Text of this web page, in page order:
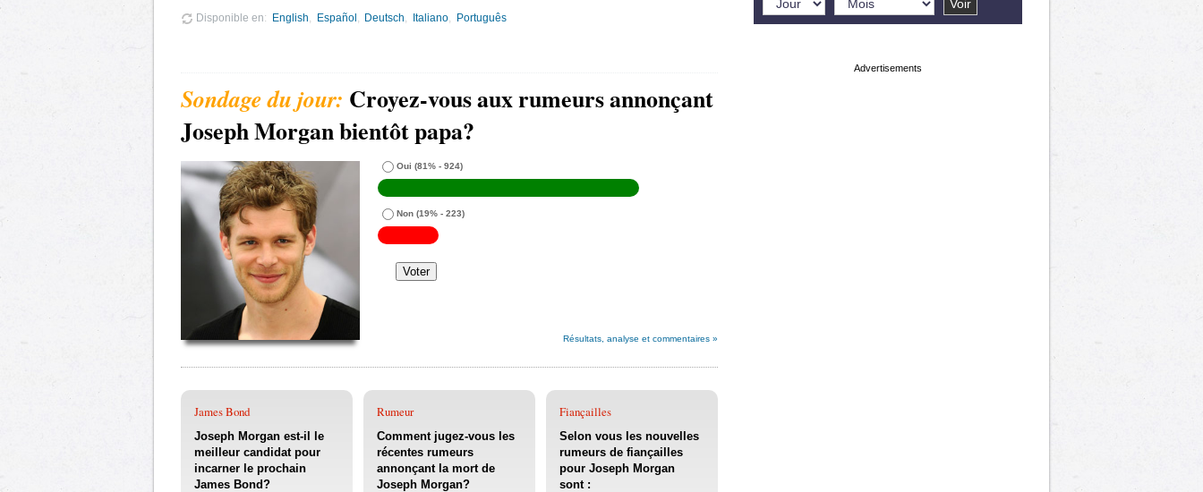
Disponible en English Español Deutsch Italiano Português
Croyez-vous aux rumeurs annonçant
Joseph Morgan bientôt papa?
Oui (81% - 924)
Non (19% - 223)
Résultats, analyse et commentaires »
James Bond
Joseph Morgan est-il le
meilleur candidat pour
incarner le prochain
James Bond?
Rumeur
Comment jugez-vous les
récentes rumeurs
annonçant la mort de
Joseph Morgan?
Fiançailles
Selon vous les nouvelles
rumeurs de fiançailles
pour Joseph Morgan
sont :